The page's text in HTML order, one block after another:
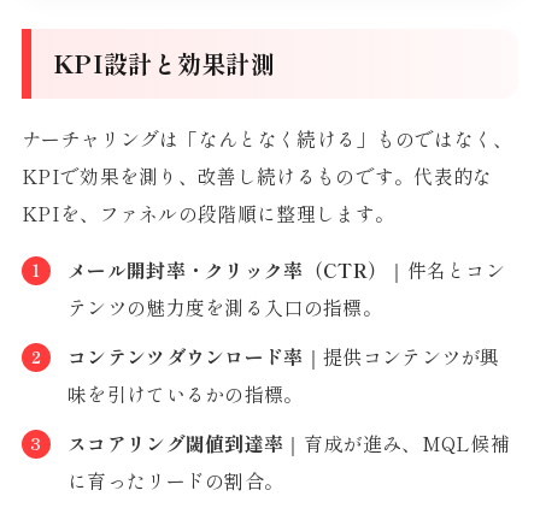
KPI設計と効果計測
ナーチャリングは「なんとなく続ける」ものではなく、
KPIで効果を測り、改善し続けるものです。代表的な
KPIを、ファネルの段階順に整理します。
メール開封率・クリック率（CTR）
｜件名とコン
テンツの魅力度を測る入口の指標。
コンテンツダウンロード率 ｜提供コンテンツが興
味を引けているかの指標。
スコアリング閾値到達率 ｜育成が進み、MQL候補
に育ったリードの割合。